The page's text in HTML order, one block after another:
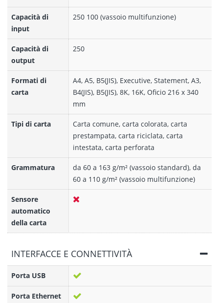
Capacità di
input
250 100 (vassoio multifunzione)
Capacità di
output
250
Formati di
carta
A4, A5, B5(JIS), Executive, Statement, A3,
B4(JIS), B5(JIS), 8K, 16K, Oficio 216 x 340
mm
Tipi di carta
Carta comune, carta colorata, carta
prestampata, carta riciclata, carta
intestata, carta perforata
Grammatura
da 60 a 163 g/m² (vassoio standard), da
60 a 110 g/m² (vassoio multifunzione)
Sensore
automatico
della carta
INTERFACCE E CONNETTIVITÀ
Porta USB
Porta Ethernet